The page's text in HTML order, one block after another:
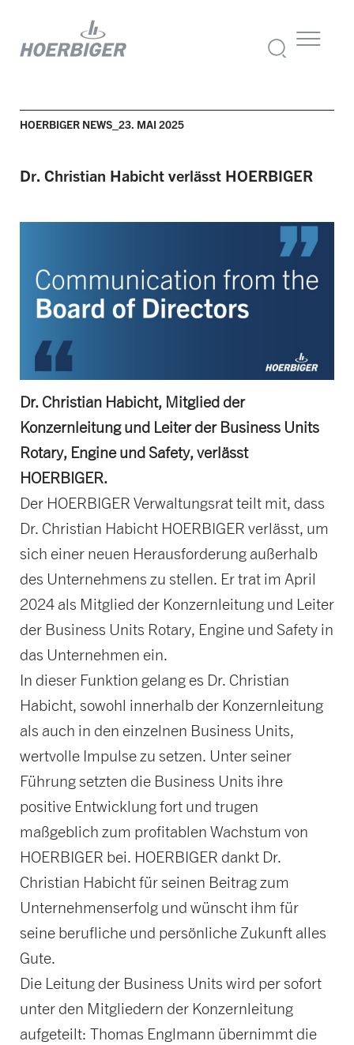
HOERBIGER NEWS_23. MAI 2025
Dr. Christian Habicht verlässt HOERBIGER
Dr. Christian Habicht, Mitglied der
Konzernleitung und Leiter der Business Units
Rotary, Engine und Safety, verlässt
HOERBIGER.
Der HOERBIGER Verwaltungsrat teilt mit, dass
Dr. Christian Habicht HOERBIGER verlässt, um
sich einer neuen Herausforderung außerhalb
des Unternehmens zu stellen. Er trat im April
2024 als Mitglied der Konzernleitung und Leiter
der Business Units Rotary, Engine und Safety in
das Unternehmen ein.
In dieser Funktion gelang es Dr. Christian
Habicht, sowohl innerhalb der Konzernleitung
als auch in den einzelnen Business Units,
wertvolle Impulse zu setzen. Unter seiner
Führung setzten die Business Units ihre
positive Entwicklung fort und trugen
maßgeblich zum profitablen Wachstum von
HOERBIGER bei. HOERBIGER dankt Dr.
Christian Habicht für seinen Beitrag zum
Unternehmenserfolg und wünscht ihm für
seine berufliche und persönliche Zukunft alles
Gute.
Die Leitung der Business Units wird per sofort
unter den Mitgliedern der Konzernleitung
aufgeteilt: Thomas Englmann übernimmt die